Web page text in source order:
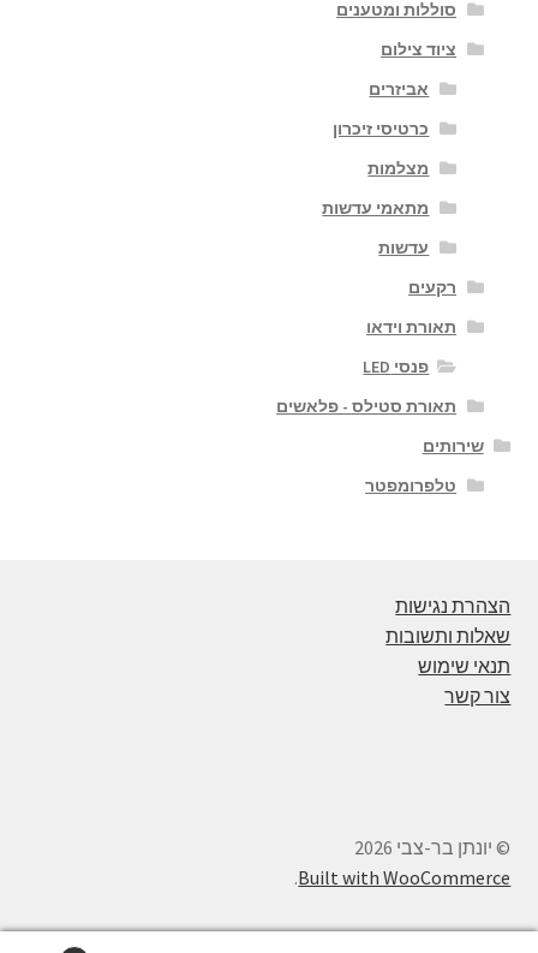
סוללות ומטענים
ציוד צילום
אביזרים
כרטיסי זיכרון
מצלמות
מתאמי עדשות
עדשות
רקעים
תאורת וידאו
פנסי LED
תאורת סטילס - פלאשים
שירותים
טלפרומפטר
הצהרת נגישות
שאלות ותשובות
תנאי שימוש
צור קשר
© יונתן בר-צבי 2026
Built with WooCommerce
.